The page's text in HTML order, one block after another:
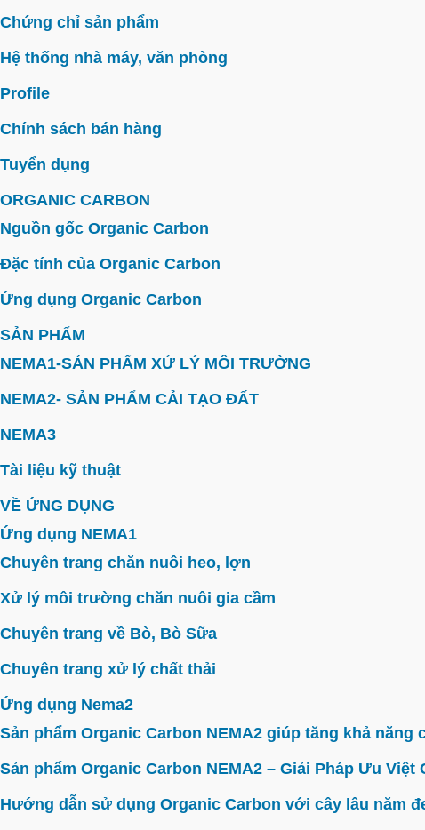
Chứng chỉ sản phẩm
Hệ thống nhà máy, văn phòng
Profile
Chính sách bán hàng
Tuyển dụng
ORGANIC CARBON
Nguồn gốc Organic Carbon
Đặc tính của Organic Carbon
Ứng dụng Organic Carbon
SẢN PHẨM
NEMA1-SẢN PHẨM XỬ LÝ MÔI TRƯỜNG
NEMA2- SẢN PHẨM CẢI TẠO ĐẤT
NEMA3
Tài liệu kỹ thuật
VỀ ỨNG DỤNG
Ứng dụng NEMA1
Chuyên trang chăn nuôi heo, lợn
Xử lý môi trường chăn nuôi gia cầm
Chuyên trang về Bò, Bò Sữa
Chuyên trang xử lý chất thải
Ứng dụng Nema2
Sản phẩm Organic Carbon NEMA2 giúp tăng khả
Sản phẩm Organic Carbon NEMA2 – Giải Pháp Ưu Việt
Hướng dẫn sử dụng Organic Carbon với cây lâu năm